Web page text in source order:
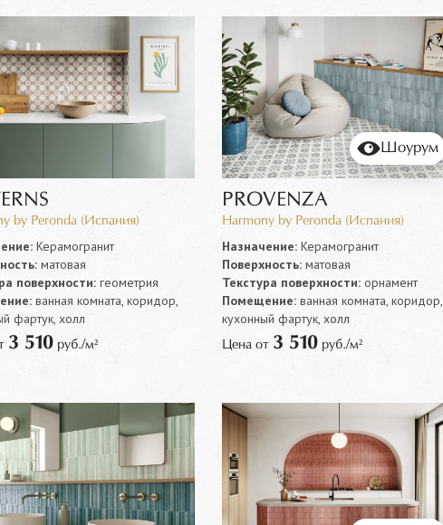
by Peronda (Испания)
Керамогранит
матовая
поверхности:геометрия
ванная комната, коридор,
фартук, холл
3 510руб./м²
Шоурум
PROVENZA
Harmony by Peronda (Испания)
Назначение:Керамогранит
Поверхность:матовая
Текстура поверхности:орнамент
Помещение:ванная комната, коридор,
кухонный фартук, холл
Цена от 3 510руб./м²